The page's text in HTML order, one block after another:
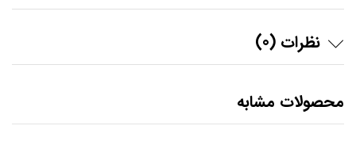
نظرات (0)
محصولات مشابه